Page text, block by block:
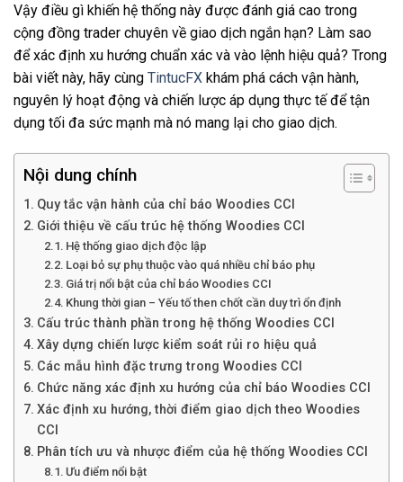
Vậy điều gì khiến hệ thống này được đánh giá cao trong
cộng đồng trader chuyên về giao dịch ngắn hạn? Làm sao
để xác định xu hướng chuẩn xác và vào lệnh hiệu quả? Trong
bài viết này, hãy cùng TintucFX khám phá cách vận hành,
nguyên lý hoạt động và chiến lược áp dụng thực tế để tận
dụng tối đa sức mạnh mà nó mang lại cho giao dịch.
Nội dung chính
Quy tắc vận hành của chỉ báo Woodies CCI
Giới thiệu về cấu trúc hệ thống Woodies CCI
Hệ thống giao dịch độc lập
Loại bỏ sự phụ thuộc vào quá nhiều chỉ báo phụ
Giá trị nổi bật của chỉ báo Woodies CCI
Khung thời gian – Yếu tố then chốt cần duy trì ổn định
Cấu trúc thành phần trong hệ thống Woodies CCI
Xây dựng chiến lược kiểm soát rủi ro hiệu quả
Các mẫu hình đặc trưng trong Woodies CCI
Chức năng xác định xu hướng của chỉ báo Woodies CCI
Xác định xu hướng, thời điểm giao dịch theo Woodies
CCI
Phân tích ưu và nhược điểm của hệ thống Woodies CCI
Ưu điểm nổi bật